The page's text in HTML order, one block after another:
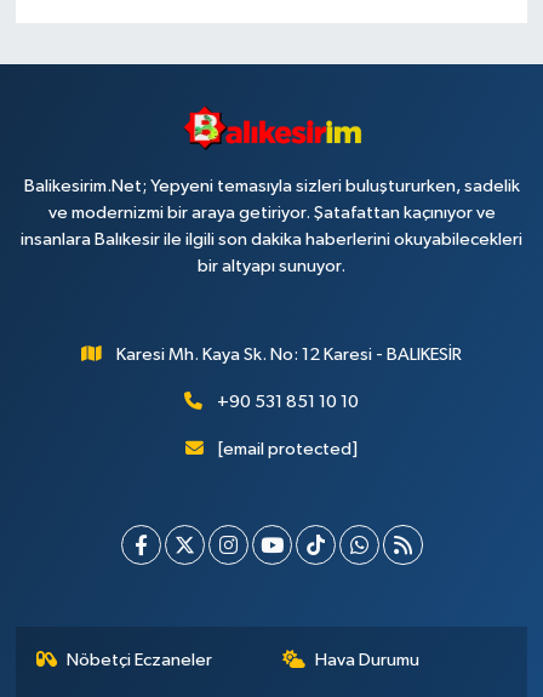
Balikesirim.Net; Yepyeni temasıyla sizleri buluştururken, sadelik
ve modernizmi bir araya getiriyor. Şatafattan kaçınıyor ve
insanlara Balıkesir ile ilgili son dakika haberlerini okuyabilecekleri
bir altyapı sunuyor.
Karesi Mh. Kaya Sk. No: 12 Karesi - BALIKESİR
+90 531 851 10 10
[email protected]
Nöbetçi Eczaneler Hava Durumu